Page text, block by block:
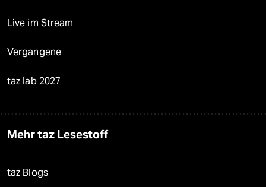
Live im Stream
Vergangene
taz lab 2027
Mehr taz Lesestoff
taz Blogs